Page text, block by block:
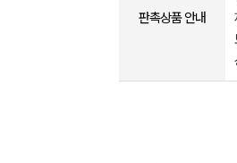
판촉상품 안내